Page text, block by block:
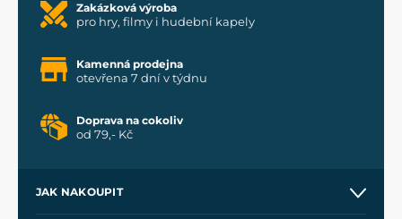
Zakázková výroba
pro hry, filmy i hudební kapely
Kamenná prodejna
otevřena 7 dní v týdnu
Doprava na cokoliv
od 79,- Kč
JAK NAKOUPIT